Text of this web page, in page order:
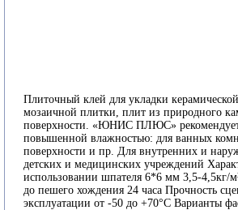
Плиточный клей для укладки
мозаичной плитки, плит из природного
поверхности. «ЮНИС ПЛЮС»
повышенной влажностью: для ванных
поверхности и пр. Для внутренних и
детских и медицинских учреждений
использовании шпателя 6*6 мм 3,5-4,5кг/
до пешего хождения 24 часа Прочность
эксплуатации от -50 до +70°С Варианты